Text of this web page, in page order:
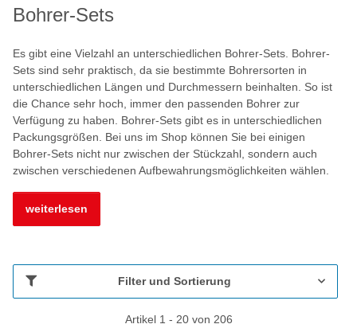
Bohrer-Sets
Es gibt eine Vielzahl an unterschiedlichen Bohrer-Sets. Bohrer-
Sets sind sehr praktisch, da sie bestimmte Bohrersorten in
unterschiedlichen Längen und Durchmessern beinhalten. So ist
die Chance sehr hoch, immer den passenden Bohrer zur
Verfügung zu haben. Bohrer-Sets gibt es in unterschiedlichen
Packungsgrößen. Bei uns im Shop können Sie bei einigen
Bohrer-Sets nicht nur zwischen der Stückzahl, sondern auch
zwischen verschiedenen Aufbewahrungsmöglichkeiten wählen.
weiterlesen
Filter und Sortierung
Artikel 1 - 20 von 206